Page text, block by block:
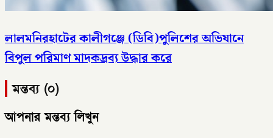
লালমনিরহাটের কালীগঞ্জে (ডিবি)পুলিশের অভিযানে
বিপুল পরিমাণ মাদকদ্রব্য উদ্ধার করে
মন্তব্য (০)
আপনার মন্তব্য লিখুন